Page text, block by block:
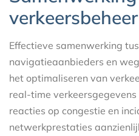
verkeersbeheer
Effectieve samenwerking
navigatieaanbieders en
het optimaliseren van
real-time
reacties op congestie en
netwerkprestaties